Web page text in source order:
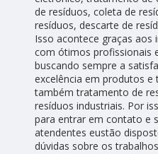
de resíduos, coleta de
resíduos, descarte de
Isso acontece graças aos
com ótimos profissionais
buscando sempre a
excelência em produtos e
também tratamento de
resíduos industriais. Por
para entrar em contato e
atendentes eustão
dúvidas sobre os